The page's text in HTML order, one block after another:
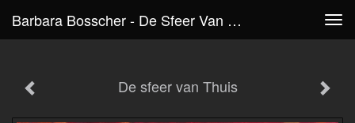
Barbara Bosscher - De Sfeer Van Thuis
De sfeer van Thuis